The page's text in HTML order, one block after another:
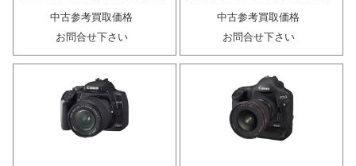
中古参考買取価格
お問合せ下さい
中古参考買取価格
お問合せ下さい